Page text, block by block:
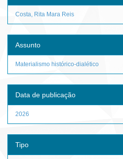
Costa, Rita Mara Reis
Assunto
Materialismo histórico-dialético
Data de publicação
2026
Tipo